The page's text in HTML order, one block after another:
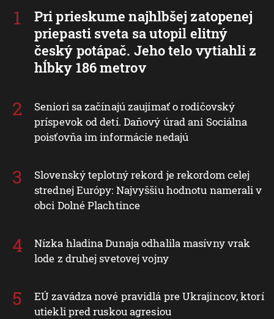
Pri prieskume najhlbšej zatopenej
priepasti sveta sa utopil elitný
český potápač. Jeho telo vytiahli z
hĺbky 186 metrov
Seniori sa začínajú zaujímať o rodičovský
príspevok od detí. Daňový úrad ani Sociálna
poisťovňa im informácie nedajú
Slovenský teplotný rekord je rekordom celej
strednej Európy: Najvyššiu hodnotu namerali v
obci Dolné Plachtince
Nízka hladina Dunaja odhalila masívny vrak
lode z druhej svetovej vojny
EÚ zavádza nové pravidlá pre Ukrajincov, ktorí
utiekli pred ruskou agresiou